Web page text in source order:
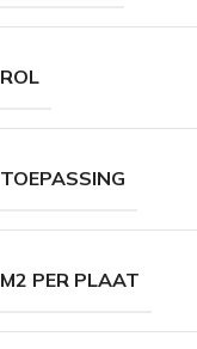
ROL
TOEPASSING
M2 PER PLAAT